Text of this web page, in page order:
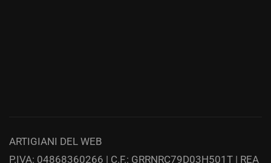
ARTIGIANI DEL WEB
P.IVA: 04868360266 | C.F.: GRRNRC79D03H501T | REA